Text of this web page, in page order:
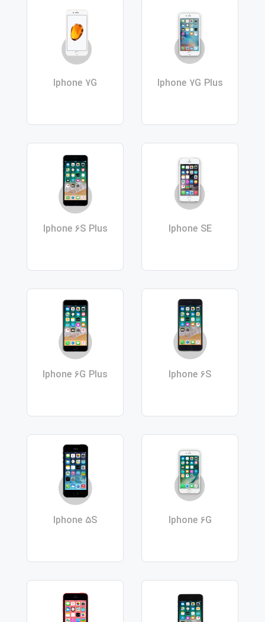
Iphone 7G Plus
Iphone 7G
Iphone SE
Iphone 6S Plus
Iphone 6S
Iphone 6G Plus
Iphone 6G
Iphone 5S